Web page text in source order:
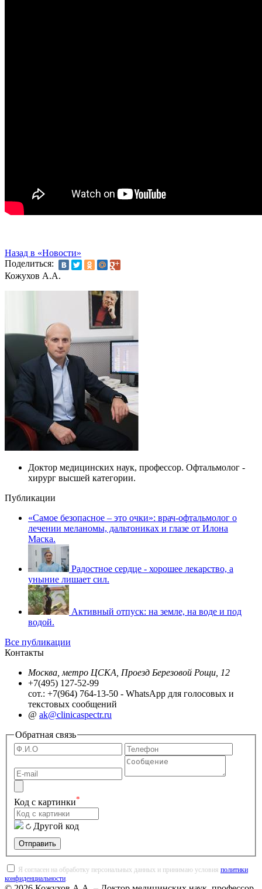
Назад в «Новости»
Поделиться:
Кожухов А.А.
Доктор медицинских наук, профессор. Офтальмолог -
хирург высшей категории.
Публикации
«Самое безопасное – это очки»: врач-офтальмолог о
лечении меланомы, дальтониках и глазе от Илона
Маска.
Радостное сердце - хорошее лекарство, а
уныние лишает сил.
Активный отпуск: на земле, на воде и под
водой.
Все публикации
Контакты
Москва, метро ЦСКА, Проезд Березовой Рощи, 12
+7(495) 127-52-99
сот.: +7(964) 764-13-50 - WhatsApp для голосовых и
текстовых сообщений
@ ak@clinicaspectr.ru
Обратная связь
Код с картинки*
Другой код
Отправить
Я согласен на обработку персональных данных и принимаю условия политики
конфиденциальности.